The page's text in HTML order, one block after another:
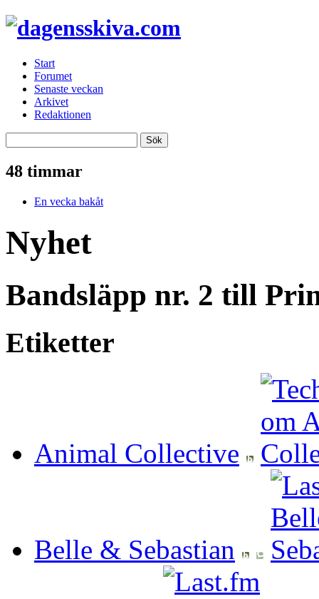
Start
Forumet
Senaste veckan
Arkivet
Redaktionen
48 timmar
En vecka bakåt
Nyhet
Bandsläpp nr. 2 till
Etiketter
Animal Collective
Belle & Sebastian